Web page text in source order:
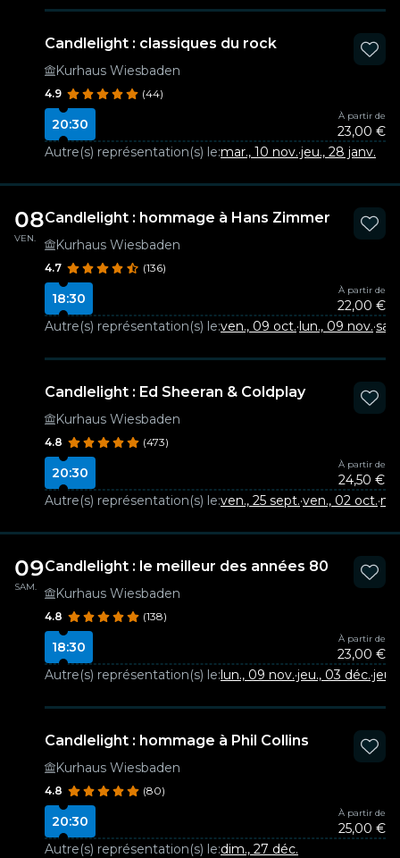
Candlelight : classiques du rock
Kurhaus Wiesbaden
4.9 (44)
20:30
À partir de
23,00 €
Autre(s) représentation(s) le:mar., 10 nov.·jeu., 28 janv.
08
VEN.
Candlelight : hommage à Hans Zimmer
Kurhaus Wiesbaden
4.7 (136)
18:30
À partir de
22,00 €
Autre(s) représentation(s) le:ven., 09 oct.·lun., 09 nov.·
Candlelight : Ed Sheeran & Coldplay
Kurhaus Wiesbaden
4.8 (473)
20:30
À partir de
24,50 €
Autre(s) représentation(s) le:ven., 25 sept.·ven., 02 oct.·
09
SAM.
Candlelight : le meilleur des années 80
Kurhaus Wiesbaden
4.8 (138)
18:30
À partir de
23,00 €
Autre(s) représentation(s) le:lun., 09 nov.·jeu., 03 déc.·
Candlelight : hommage à Phil Collins
Kurhaus Wiesbaden
4.8 (80)
20:30
À partir de
25,00 €
Autre(s) représentation(s) le:dim., 27 déc.